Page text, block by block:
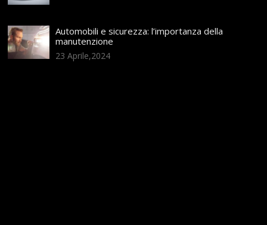
Automobili e sicurezza: l’importanza della
manutenzione
23 Aprile,2024